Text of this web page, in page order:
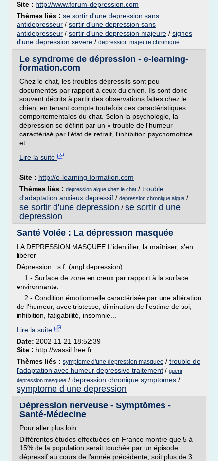
Site : http://www.forum-depression.com
Thèmes liés : se sortir d'une depression sans
antidepresseur / sortir d'une depression sans
antidepresseur / sortir d'une depression majeure / signes
d'une depression severe / depression majeure chronique
Le syndrome de dépression - e-learning-
formation.com
Chez le chat, les troubles dépressifs sont peu
documentés par rapport à ceux du chien. Ils sont donc
souvent décrits à partir des observations faites chez le
chien, en tenant compte toutefois des caractéristiques
comportementales du chat. Selon la psychologie, la
dépression se définit par un « trouble de l'humeur
caractérisé par l'état de retrait, l'inhibition psychomotrice
et...
Lire la suite
Site : http://e-learning-formation.com
Thèmes liés : depression aigue chez le chat / trouble
d'adaptation anxieux depressif / depression chronique aigue /
se sortir d'une depression / se sortir d une
depression
Santé Volée : La dépression masquée
LA DEPRESSION MASQUEE L'identifier, la maîtriser, s'en
libérer
Dépression : s.f. (angl depression).
1 - Surface de zone en creux par rapport à la surface
environnante.
2 - Condition émotionnelle caractérisée par une altération
de l'humeur, avec tristesse, diminution de l'estime de soi,
inhibition, fatigabilité, insomnie...
Lire la suite
Date: 2002-11-21 18:52:39
Site : http://wassil.free.fr
Thèmes liés : symptome d'une depression masquee / trouble de
l'adaptation avec humeur depressive traitement / guerir
depression masquee / depression chronique symptomes /
symptome d une depression
Dépression nerveuse - Symptômes -
Santé-Médecine
Pour aller plus loin
Différentes études effectuées en France montre que 5 à
15% de la population serait touchée par un épisode
dépressif au cours de l'année précédente, soit plus de 3